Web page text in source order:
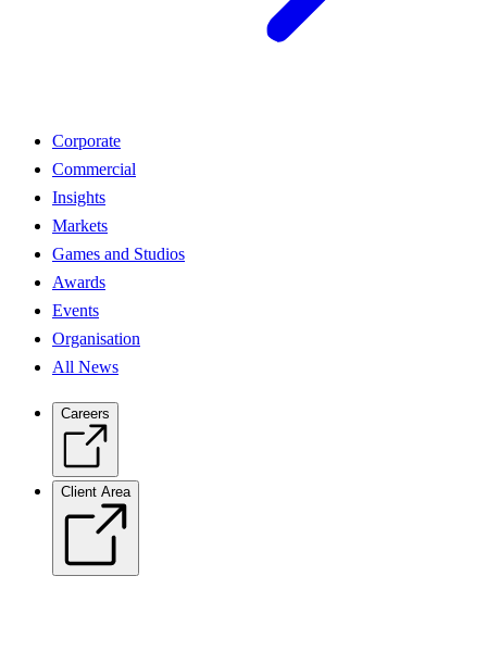
Corporate
Commercial
Insights
Markets
Games and Studios
Awards
Events
Organisation
All News
Careers
Client Area